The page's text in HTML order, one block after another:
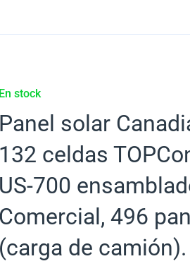
En stock
Panel solar
132 celdas
US-700
Comercial, 496
(carga de camión).